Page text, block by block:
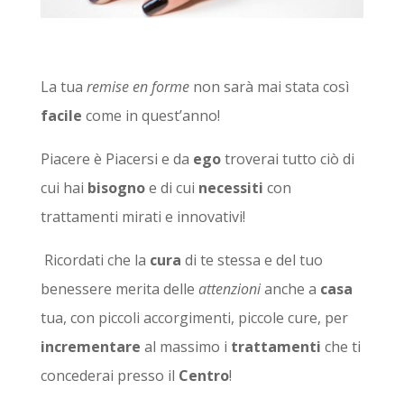
La tua remise en formenon sarà mai stata così
facile come in quest’anno!
Piacere è Piacersi e da egotroverai tutto ciò di
cui hai bisognoe di cui necessiti con
trattamenti mirati e innovativi!
Ricordati che la cura di te stessa e del tuo
benessere merita delle attenzionianche a casa
tua, con piccoli accorgimenti, piccole cure, per
incrementare al massimo i trattamenti che ti
concederai presso il Centro!